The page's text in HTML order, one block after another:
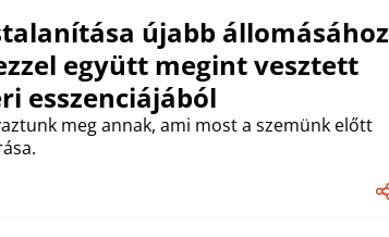
újabb állomásához
együtt megint vesztett
esszenciájából
meg annak, ami most a szemünk előtt